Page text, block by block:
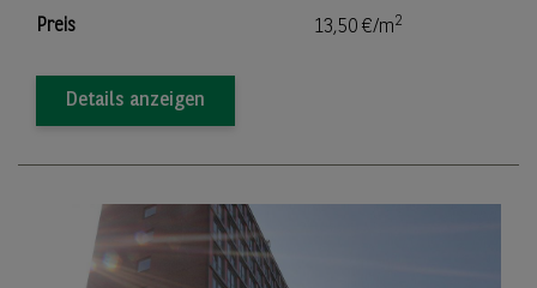
Preis 13,50 €/m2
Details anzeigen